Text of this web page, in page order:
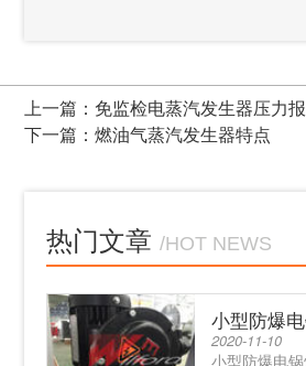
上一篇： 免监检电蒸汽发生器压力
下一篇： 燃油气蒸汽发生器特点
热门文章 /HOT NEWS
小型防爆
2020-11-10
小型防爆电